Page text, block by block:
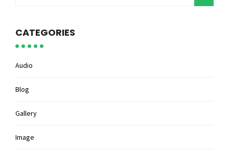
CATEGORIES
Audio
Blog
Gallery
Image